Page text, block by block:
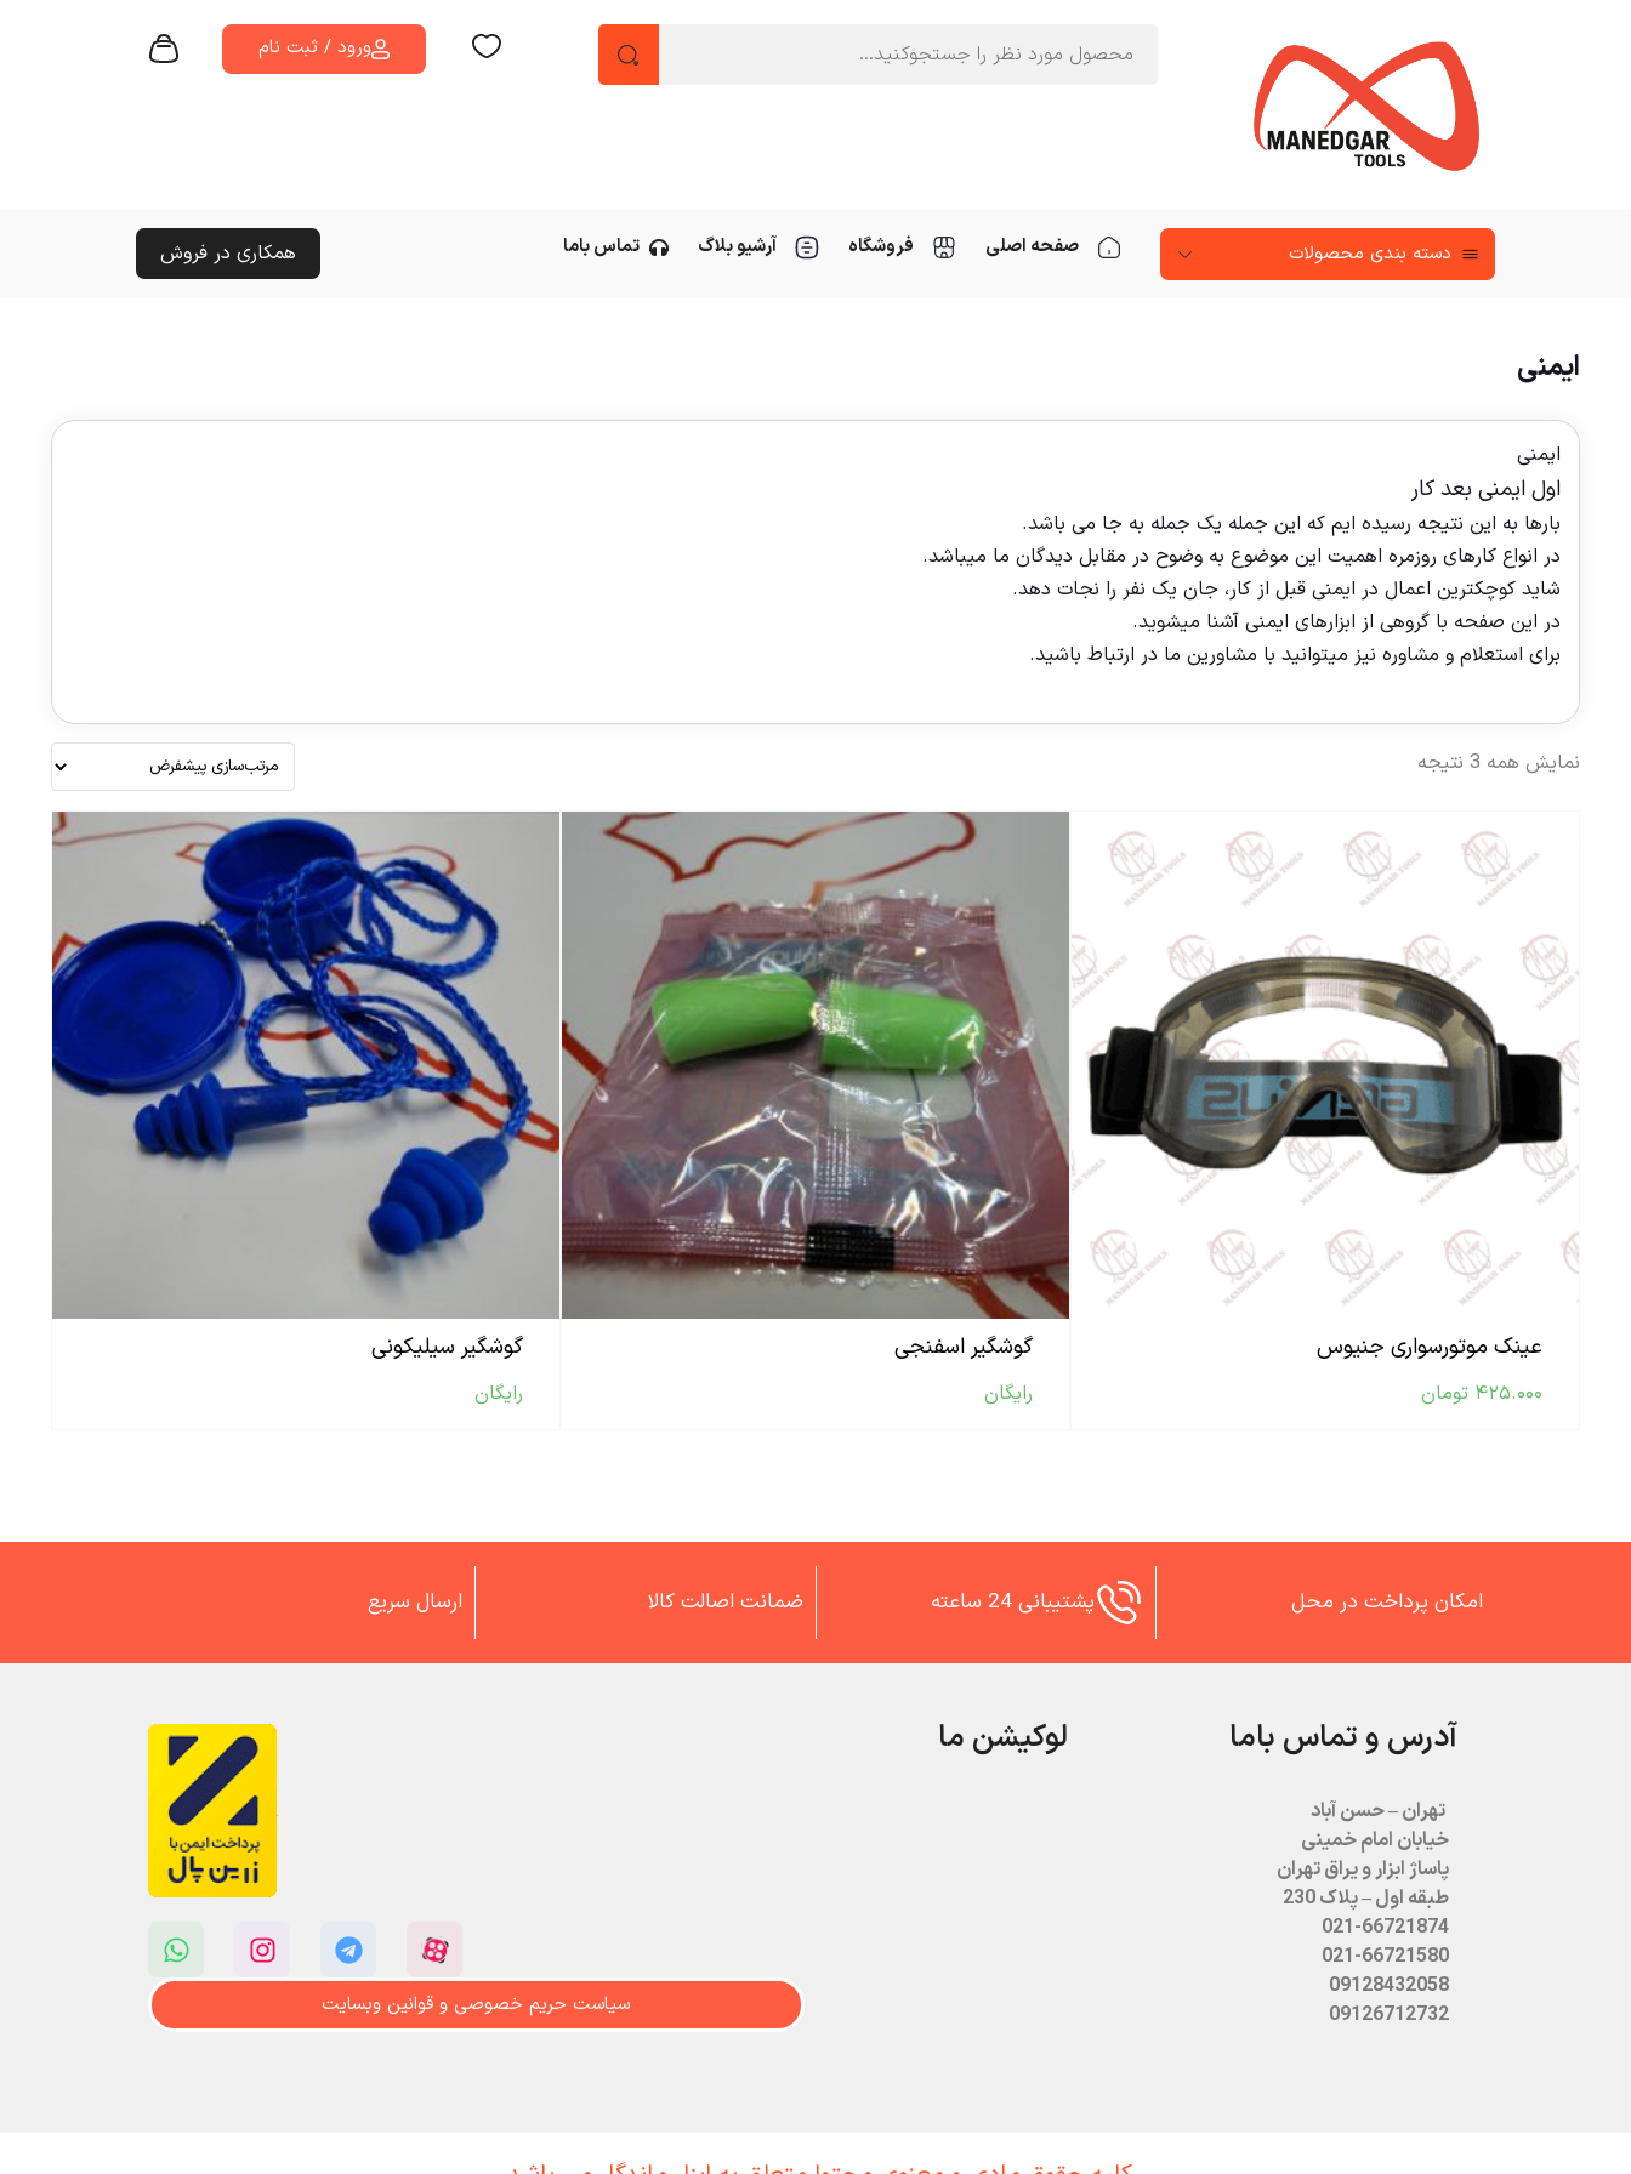
ورود / ثبت نام
دسته‌ بندی محصولات صفحه اصلی فروشگاه آرشیو بلاگ تماس باما همکاری در فروش
ایمنی
ایمنی
اول ایمنی بعد کار
بارها به این نتیجه رسیده ایم که این جمله یک جمله به جا می باشد.
در انواع کارهای روزمره اهمیت این موضوع به وضوح در مقابل دیدگان ما میباشد.
شاید کوچکترین اعمال در ایمنی قبل از کار، جان یک نفر را نجات دهد.
در این صفحه با گروهی از ابزارهای ایمنی آشنا میشوید.
برای استعلام و مشاوره نیز میتوانید با مشاورین ما در ارتباط باشید.
نمایش همه 3 نتیجه
عینک موتورسواری جنیوس
۴۲۵.۰۰۰ تومان
گوشگیر اسفنجی
رایگان
گوشگیر سیلیکونی
رایگان
امکان پرداخت در محل پشتیبانی 24 ساعته ضمانت اصالت کالا ارسال سریع
آدرس و تماس باما
تهران – حسن آباد
خیابان امام خمینی
پاساژ ابزار و یراق تهران
طبقه اول – پلاک 230
021-66721874
021-66721580
09128432058
09126712732
لوکیشن ما
سیاست حریم خصوصی و قوانین وبسایت